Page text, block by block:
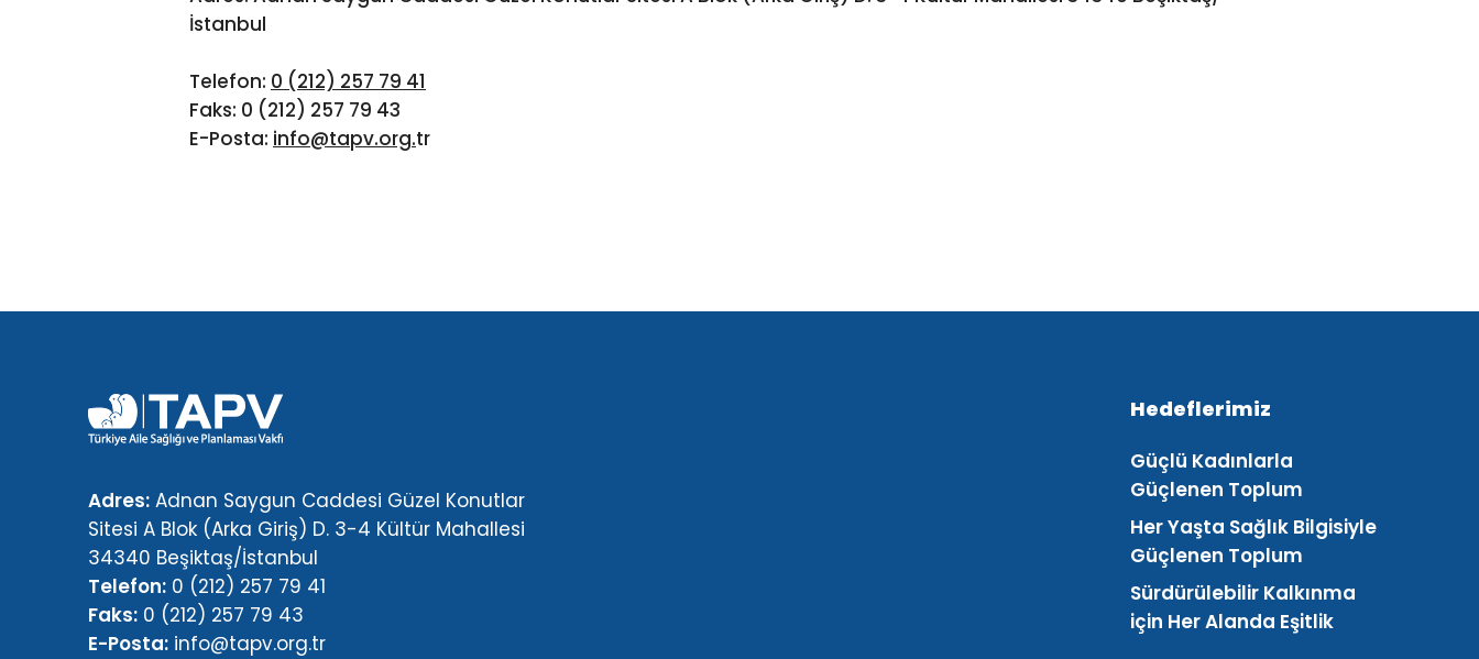
İstanbul
Telefon: 0 (212) 257 79 41
Faks: 0 (212) 257 79 43
E-Posta: info@tapv.org.tr
Adres: Adnan Saygun Caddesi Güzel Konutlar
Sitesi A Blok (Arka Giriş) D. 3-4 Kültür Mahallesi
34340 Beşiktaş/İstanbul
Telefon: 0 (212) 257 79 41
Faks: 0 (212) 257 79 43
E-Posta: info@tapv.org.tr
Hedeflerimiz
Güçlü Kadınlarla
Güçlenen Toplum
Her Yaşta Sağlık Bilgisiyle
Güçlenen Toplum
Sürdürülebilir Kalkınma
için Her Alanda Eşitlik